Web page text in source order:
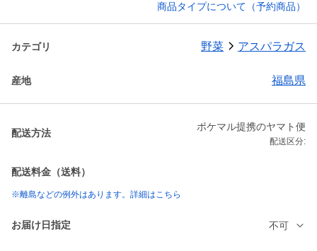
商品タイプについて（予約商品）
カテゴリ 野菜 アスパラガス
産地 福島県
配送方法
ポケマル提携のヤマト便
配送区分:
配送料金（送料）
※離島などの例外はあります。詳細はこちら
お届け日指定 不可